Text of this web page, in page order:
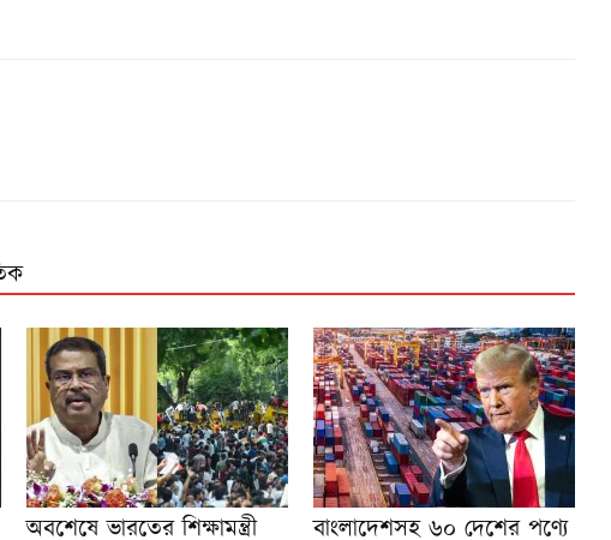
অবশেষে ভারতের শিক্ষামন্ত্রী
বাংলাদেশসহ ৬০ দেশের পণ্যে